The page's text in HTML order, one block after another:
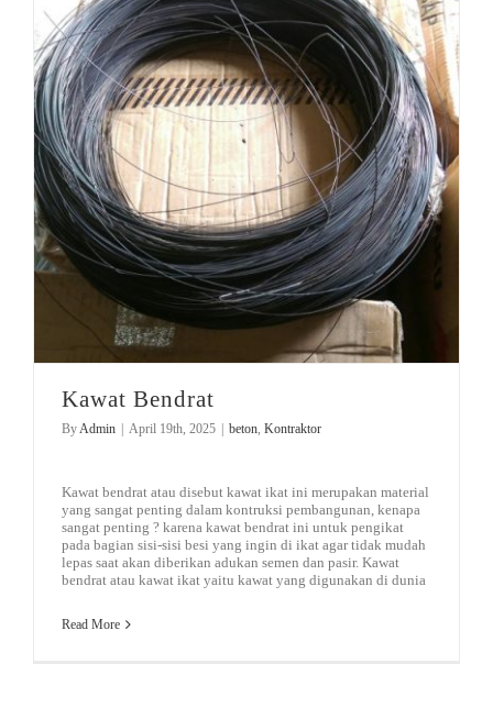
Kawat Bendrat
ByAdmin April 19th, 2025 beton, Kontraktor
Kawat bendrat atau disebut kawat ikat ini merupakan material
yang sangat penting dalam kontruksi pembangunan, kenapa
sangat penting ? karena kawat bendrat ini untuk pengikat
pada bagian sisi-sisi besi yang ingin di ikat agar tidak mudah
lepas saat akan diberikan adukan semen dan pasir. Kawat
bendrat atau kawat ikat yaitu kawat yang digunakan di dunia
Read More